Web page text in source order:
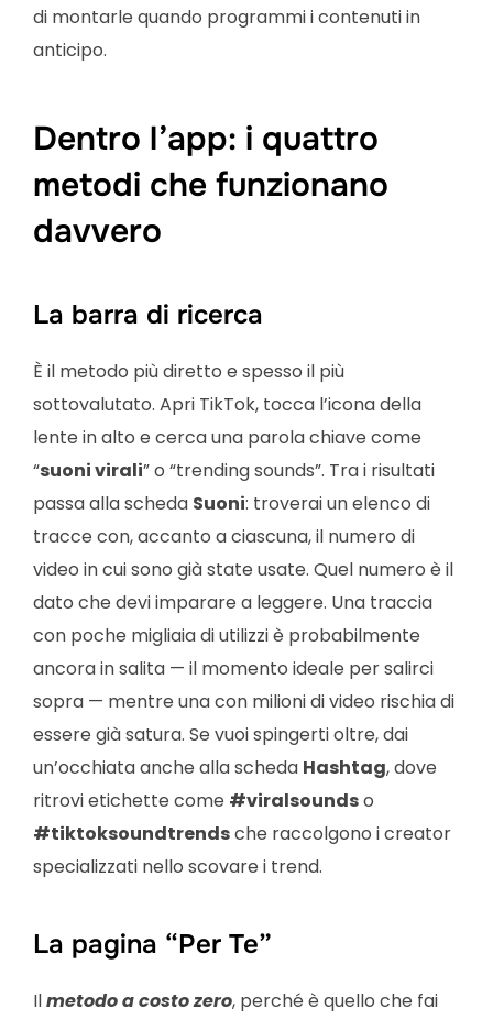
di montarle quando programmi i contenuti in
anticipo.
Dentro l’app: i quattro
metodi che funzionano
davvero
La barra di ricerca
È il metodo più diretto e spesso il più
sottovalutato. Apri TikTok, tocca l’icona della
lente in alto e cerca una parola chiave come
“suoni virali” o “trending sounds”. Tra i risultati
passa alla scheda Suoni: troverai un elenco di
tracce con, accanto a ciascuna, il numero di
video in cui sono già state usate. Quel numero è il
dato che devi imparare a leggere. Una traccia
con poche migliaia di utilizzi è probabilmente
ancora in salita — il momento ideale per salirci
sopra — mentre una con milioni di video rischia di
essere già satura. Se vuoi spingerti oltre, dai
un’occhiata anche alla scheda Hashtag, dove
ritrovi etichette come #viralsoundso
#tiktoksoundtrendsche raccolgono i creator
specializzati nello scovare i trend.
La pagina “Per Te”
Ilmetodo a costo zero, perché è quello che fai